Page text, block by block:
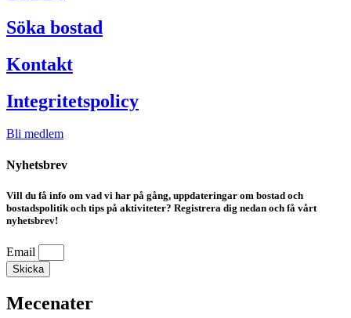
Söka bostad
Kontakt
Integritetspolicy
Bli medlem
Nyhetsbrev
Vill du få info om vad vi har på gång, uppdateringar om bostad och
bostadspolitik och tips på aktiviteter? Registrera dig nedan och få vårt
nyhetsbrev!
Email
Skicka
Mecenater